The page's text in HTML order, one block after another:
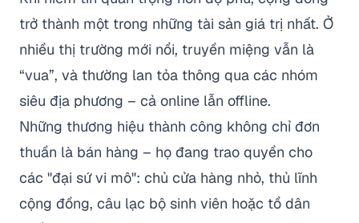
trở thành một trong những tài sản giá trị nhất. Ở
nhiều thị trường mới nổi, truyền miệng vẫn là
“vua”, và thường lan tỏa thông qua các nhóm
siêu địa phương – cả online lẫn offline.
Những thương hiệu thành công không chỉ đơn
thuần là bán hàng – họ đang trao quyền cho
các "đại sứ vi mô": chủ cửa hàng nhỏ, thủ lĩnh
cộng đồng, câu lạc bộ sinh viên hoặc tổ dân